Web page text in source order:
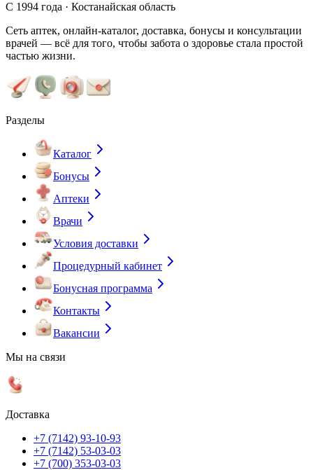
С 1994 года · Костанайская область
Сеть аптек, онлайн-каталог, доставка, бонусы и консультации
врачей — всё для того, чтобы забота о здоровье стала простой
частью жизни.
Разделы
Каталог
Бонусы
Аптеки
Врачи
Условия доставки
Процедурный кабинет
Бонусная программа
Контакты
Вакансии
Мы на связи
Доставка
+7 (7142) 93-10-93
+7 (7142) 53-03-03
+7 (700) 353-03-03